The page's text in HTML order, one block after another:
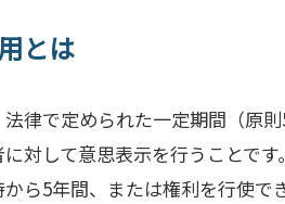
とは
律で定められた一定期間（原
対して意思表示を行うことで
ら5年間、または権利を行使